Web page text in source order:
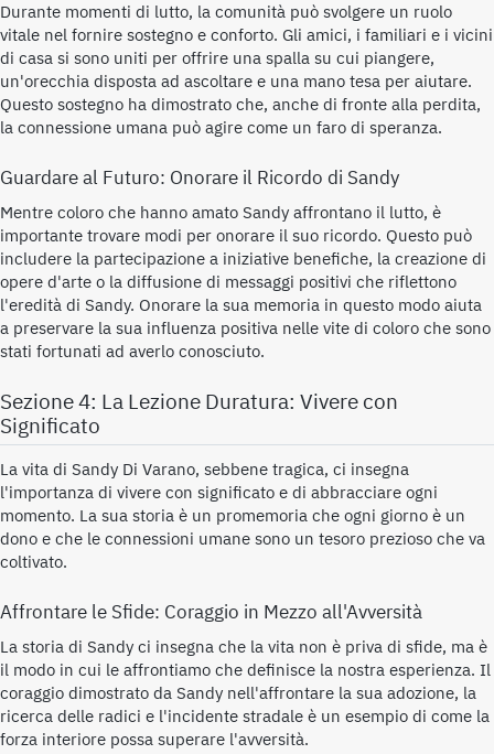
Durante momenti di lutto, la comunità può svolgere un ruolo
vitale nel fornire sostegno e conforto. Gli amici, i familiari e i vicini
di casa si sono uniti per offrire una spalla su cui piangere,
un'orecchia disposta ad ascoltare e una mano tesa per aiutare.
Questo sostegno ha dimostrato che, anche di fronte alla perdita,
la connessione umana può agire come un faro di speranza.
Guardare al Futuro: Onorare il Ricordo di Sandy
Mentre coloro che hanno amato Sandy affrontano il lutto, è
importante trovare modi per onorare il suo ricordo. Questo può
includere la partecipazione a iniziative benefiche, la creazione di
opere d'arte o la diffusione di messaggi positivi che riflettono
l'eredità di Sandy. Onorare la sua memoria in questo modo aiuta
a preservare la sua influenza positiva nelle vite di coloro che sono
stati fortunati ad averlo conosciuto.
Sezione 4: La Lezione Duratura: Vivere con
Significato
La vita di Sandy Di Varano, sebbene tragica, ci insegna
l'importanza di vivere con significato e di abbracciare ogni
momento. La sua storia è un promemoria che ogni giorno è un
dono e che le connessioni umane sono un tesoro prezioso che va
coltivato.
Affrontare le Sfide: Coraggio in Mezzo all'Avversità
La storia di Sandy ci insegna che la vita non è priva di sfide, ma è
il modo in cui le affrontiamo che definisce la nostra esperienza. Il
coraggio dimostrato da Sandy nell'affrontare la sua adozione, la
ricerca delle radici e l'incidente stradale è un esempio di come la
forza interiore possa superare l'avversità.